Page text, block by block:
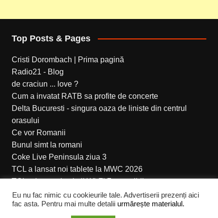
Top Posts & Pages
Cristi Dorombach | Prima pagină
Radio21 - Blog
de craciun ... love ?
Cum a invatat RATB sa profite de concerte
Delta Bucuresti - singura oaza de liniste din centrul
orasului
Ce vor Romanii
Bunul simt la romani
Coke Live Peninsula ziua 3
TCL a lansat noi tablete la MWC 2026
TCL aduce noi soluții Wi-Fi 7 accesibile
Eu nu fac nimic cu cookieurile tale. Advertiserii prezenți aici
fac asta. Pentru mai multe detalii urmărește materialul.